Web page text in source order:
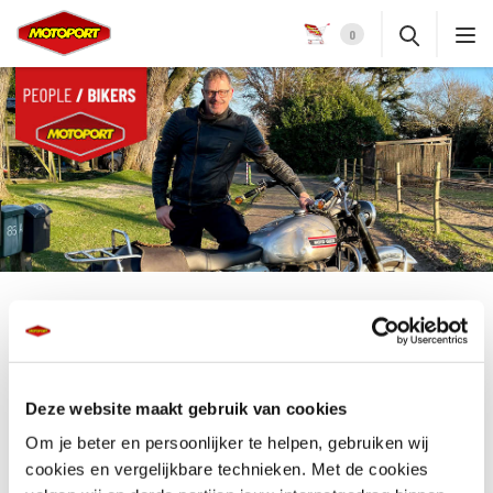
Deze website maakt gebruik van cookies
Om je beter en persoonlijker te helpen, gebruiken wij
cookies en vergelijkbare technieken. Met de cookies
0
SAMEN WEER JÁREN VOORUIT!
Paul van Hooff &
Guus Geluk